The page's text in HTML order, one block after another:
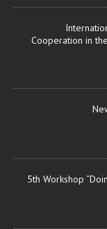
Cooperation in
5th Workshop